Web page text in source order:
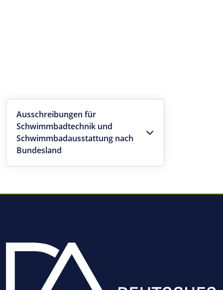
Ausschreibungen für
Schwimmbadtechnik und
Schwimmbadausstattung nach
Bundesland